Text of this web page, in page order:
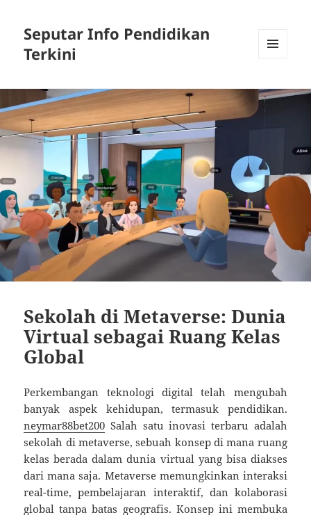
Seputar Info Pendidikan
Terkini
WIDGETS
Sekolah di Metaverse: Dunia
Virtual sebagai Ruang Kelas
Global
Perkembangan teknologi digital telah mengubah
banyak aspek kehidupan, termasuk pendidikan.
neymar88bet200 Salah satu inovasi terbaru adalah
sekolah di metaverse, sebuah konsep di mana ruang
kelas berada dalam dunia virtual yang bisa diakses
dari mana saja. Metaverse memungkinkan interaksi
real-time, pembelajaran interaktif, dan kolaborasi
global tanpa batas geografis. Konsep ini membuka